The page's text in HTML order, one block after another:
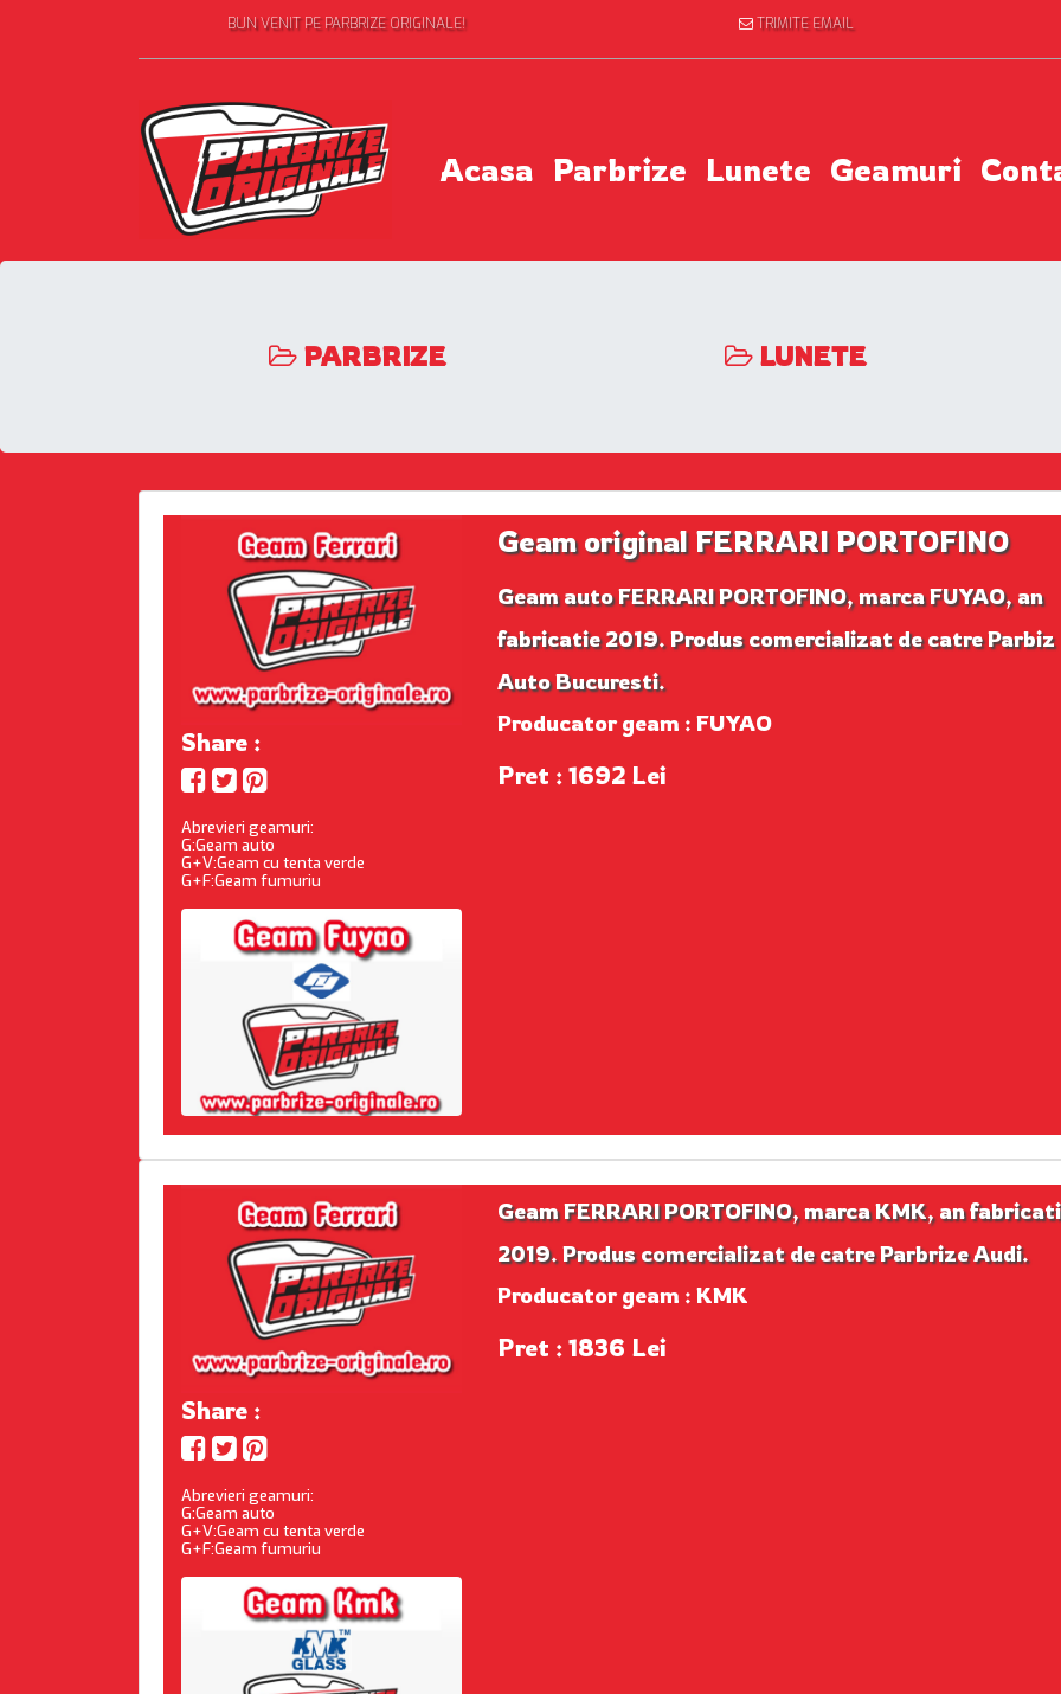
BUN VENIT PE PARBRIZE ORIGINALE! TRIMITE EMAIL
Acasa Parbrize Lunete Geamuri
PARBRIZE LUNETE
Share :
Abrevieri geamuri:
G:Geam auto
G+V:Geam cu tenta verde
G+F:Geam fumuriu
Geam original FERRARI PORTOFINO
Geam auto FERRARI PORTOFINO, marca FUYAO, an
fabricatie 2019. Produs comercializat de catre Parbiz
Auto Bucuresti.
Producator geam : FUYAO
Pret : 1692 Lei
Share :
Abrevieri geamuri:
G:Geam auto
G+V:Geam cu tenta verde
G+F:Geam fumuriu
Geam FERRARI PORTOFINO, marca KMK, an
2019. Produs comercializat de catre Parbrize Audi.
Producator geam : KMK
Pret : 1836 Lei